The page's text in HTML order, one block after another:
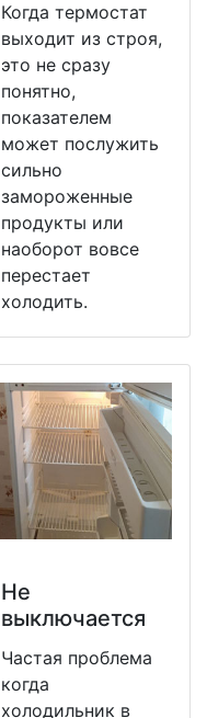
Когда термостат
выходит из строя,
это не сразу
понятно,
показателем
может послужить
сильно
замороженные
продукты или
наоборот вовсе
перестает
холодить.
Не
выключается
Частая проблема
когда
холодильник в